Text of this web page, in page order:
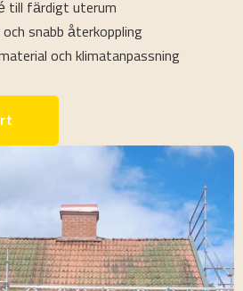
till färdigt uterum
och snabb återkoppling
och klimatanpassning